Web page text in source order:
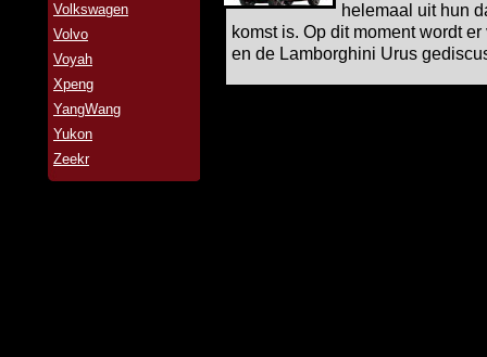
Volkswagen
Volvo
Voyah
Xpeng
YangWang
Yukon
Zeekr
helemaal uit hun
komst is. Op dit moment wordt
en de Lamborghini Urus